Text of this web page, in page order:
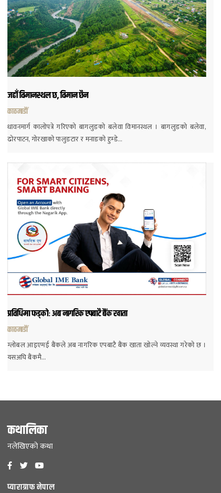
जहाँ विमानस्थल छ, विमान छैन
काठमाडौं
धावनमार्ग कालोपत्रे गरिएको बागलुङको बलेवा विमानस्थल । बागलुङको बलेवा,
ढोरपाटन, गोरखाको पालुङटार र मनाङको हुम्डे…
प्रविधिमा फड्कोः अब नागरिक एपबाटै बैंक खाता
काठमाडौं
ग्लोबल आइएमई बैंकले अब नागरिक एपबाटै बैंक खाता खोल्ने व्यवस्था गरेको छ ।
यसअघि बैंकमै…
कथालिका
नलेखिएको कथा
प्याराग्राफ नेपाल